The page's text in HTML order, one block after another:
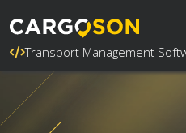
Transport Management